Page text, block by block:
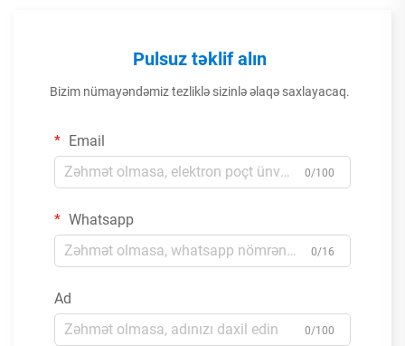
Pulsuz təklif alın
Bizim nümayəndəmiz tezliklə sizinlə əlaqə saxlayacaq.
Email
0/100
Whatsapp
0/16
Ad
0/100